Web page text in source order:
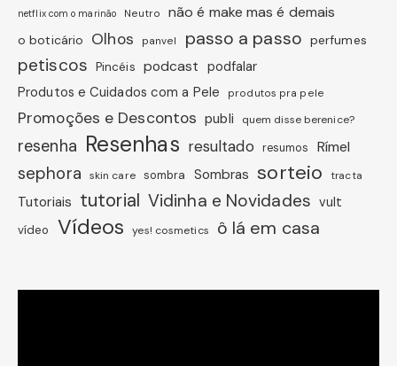
netflix com o marinão Neutro não é make mas é demais
o boticário Olhos panvel passo a passo perfumes
petiscos Pincéis podcast podfalar
Produtos e Cuidados com a Pele
produtos pra pele
Promoções e Descontos publi quem disse berenice?
resenha Resenhas resultado resumos Rímel
sephora skin care sombra Sombras sorteio tracta
Tutoriais tutorial Vidinha e Novidades vult
vídeo Vídeos yes! cosmetics ô lá em casa